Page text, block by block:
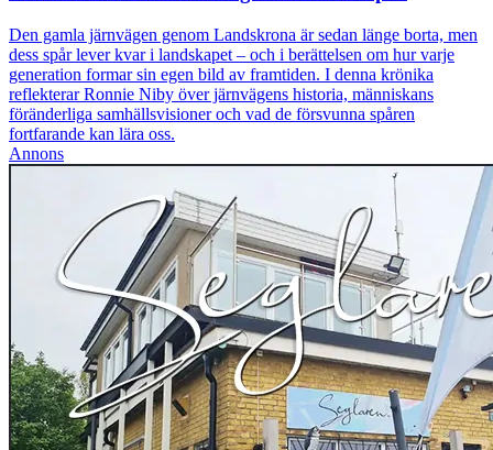
Den gamla järnvägen genom Landskrona är sedan länge borta, men
dess spår lever kvar i landskapet – och i berättelsen om hur varje
generation formar sin egen bild av framtiden. I denna krönika
reflekterar Ronnie Niby över järnvägens historia, människans
föränderliga samhällsvisioner och vad de försvunna spåren
fortfarande kan lära oss.
Annons